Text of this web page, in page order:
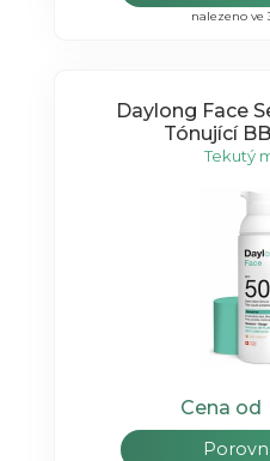
nalezeno ve
Daylong Face
Tónující
Tekutý
Cena od